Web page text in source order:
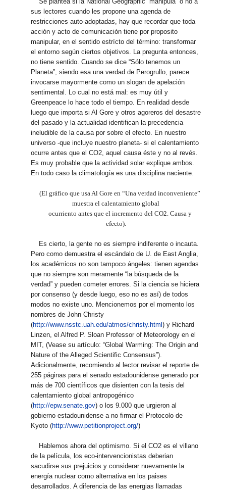
sus lectores cuando les propone una agenda de
restricciones auto-adoptadas, hay que recordar que toda
acción y acto de comunicación tiene por proposito
manipular, en el sentido estrícto del término: transformar
el entorno según ciertos objetivos. La pregunta entonces,
no tiene sentido. Cuando se dice “Sólo tenemos un
Planeta”, siendo esa una verdad de Perogrullo, parece
invocarse mayormente como un slogan de apelación
sentimental. Lo cual no está mal: es muy útil y
Greenpeace lo hace todo el tiempo. En realidad desde
luego que importa si Al Gore y otros agoreros del desastre
del pasado y la actualidad identifican la precedencia
ineludible de la causa por sobre el efecto. En nuestro
universo -que incluye nuestro planeta- si el calentamiento
ocurre antes que el CO2, aquel causa éste y no al revés.
Es muy probable que la actividad solar explique ambos.
En todo caso la climatología es una disciplina naciente.
(El gráfico que usa Al Gore en “Una verdad inconveniente”
muestra el calentamiento global
ocurriento antes que el incremento del CO2. Causa y
efecto).
Es cierto, la gente no es siempre indiferente o incauta.
Pero como demuestra el escándalo de U. de East Anglia,
los académicos no son tampoco ángeles: tienen agendas
que no siempre son meramente “la búsqueda de la
verdad” y pueden cometer errores. Si la ciencia se hiciera
por consenso (y desde luego, eso no es así) de todos
modos no existe uno. Mencionemos por el momento los
nombres de John Christy
(http://www.nsstc.uah.edu/atmos/christy.html) y Richard
Linzen, el Alfred P. Sloan Professor of Meteorology en el
MIT, (Vease su artículo: “Global Warming: The Origin and
Nature of the Alleged Scientific Consensus”).
Adicionalmente, recomiendo al lector revisar el reporte de
255 páginas para el senado estadounidense generado por
más de 700 científicos que disienten con la tesis del
calentamiento global antropogénico
(http://epw.senate.gov) o los 9.000 que urgieron al
gobierno estadounidense a no firmar el Protocolo de
Kyoto (http://www.petitionproject.org/)
Hablemos ahora del optimismo. Si el CO2 es el villano
de la película, los eco-intervencionistas deberian
sacudirse sus prejuicios y considerar nuevamente la
energía nuclear como alternativa en los paises
desarrollados. A diferencia de las energias llamadas